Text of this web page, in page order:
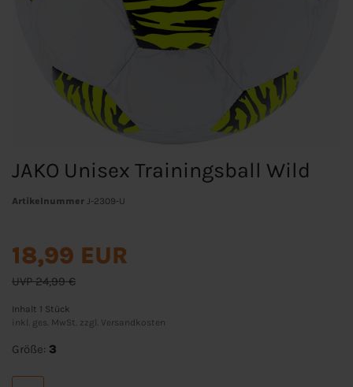
JAKO Unisex Trainingsball Wild
Artikelnummer J-2309-U
UVP 24,99 €
18,99 EUR
Inhalt 1 Stück
inkl. ges. MwSt. zzgl.
Versandkosten
Größe: 3